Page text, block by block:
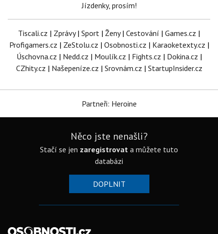
Jízdenky, prosím!
Tiscali.cz | Zprávy| Sport | Ženy| Cestování | Games.cz |
Profigamers.cz | ZeStolu.cz | Osobnosti.cz | Karaoketexty.cz |
Úschovna.cz | Nedd.cz | Moulík.cz | Fights.cz | Dokina.cz |
CZhity.cz | Našepeníze.cz | Srovnám.cz | StartupInsider.cz
Partneři: Heroine
Něco jste nenašli?
Stačí se jen zaregistrovat a můžete tuto
databázi
DOPLNIT